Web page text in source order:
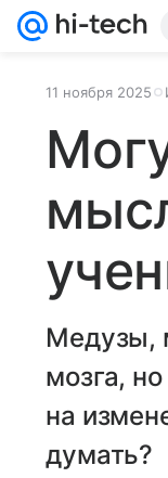
11 ноября 2025
Медузы,
мозга,
на
думать?